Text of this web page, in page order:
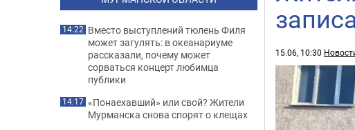
15.06, 10:30
14:22 Вместо выступлений тюлень Филя
может загулять: в океанариуме
рассказали, почему может
сорваться концерт любимца
публики
14:17 «Понаехавший» или свой? Жители
Мурманска снова спорят о клещах